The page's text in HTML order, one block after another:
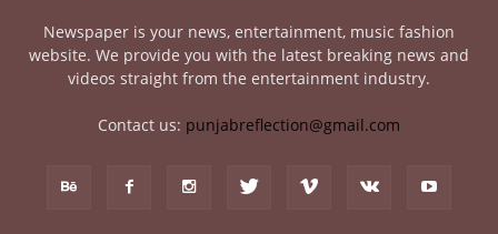
Newspaper is your news, entertainment, music fashion
website. We provide you with the latest breaking news and
videos straight from the entertainment industry.
Contact us: punjabreflection@gmail.com